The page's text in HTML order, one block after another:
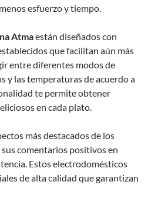
esfuerzo y tiempo.
Atmaestán diseñados con
que facilitan aún más
entre diferentes modos de
y las temperaturas de acuerdo a
te permite obtener
en cada plato.
más destacados de los
sus comentarios positivos en
Estos electrodomésticos
de alta calidad que garantizan